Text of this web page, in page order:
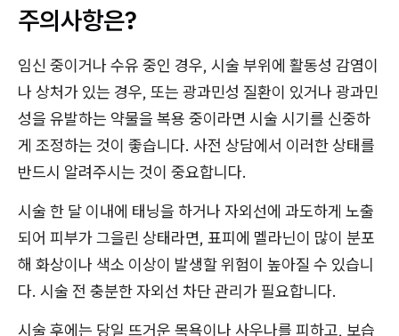
주의사항은?
임신 중이거나 수유 중인 경우, 시술 부위에 활동성 감염이
나 상처가 있는 경우, 또는 광과민성 질환이 있거나 광과민
성을 유발하는 약물을 복용 중이라면 시술 시기를 신중하
게 조정하는 것이 좋습니다. 사전 상담에서 이러한 상태를
반드시 알려주시는 것이 중요합니다.
시술 한 달 이내에 태닝을 하거나 자외선에 과도하게 노출
되어 피부가 그을린 상태라면, 표피에 멜라닌이 많이 분포
해 화상이나 색소 이상이 발생할 위험이 높아질 수 있습니
다. 시술 전 충분한 자외선 차단 관리가 필요합니다.
시술 후에는 당일 뜨거운 목욕이나 사우나를 피하고, 보습